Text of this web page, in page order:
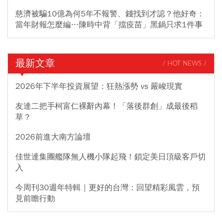
慈濟被騙10億為何5年不報警、錢找到才認？他好奇：
當年財報怎麼編…陳時中背「擋疫苗」黑鍋只求1件事
最新文章 / HOT NEWS /
2026年下半年投資展望：狂熱漲勢 vs 嚴峻現實
友達二把手柯富仁裸辭內幕！「落後群創」成最後稻
草？
2026前進大南方論壇
佳世達集團艦隊無人機小隊起飛！鎖定美日頂級客戶切
入
今周刊30週年特輯｜更好的台灣：回望精彩風雲，預
見前瞻行動